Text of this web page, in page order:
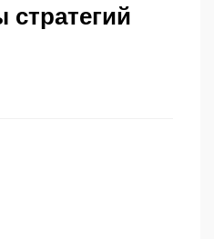
стратегий